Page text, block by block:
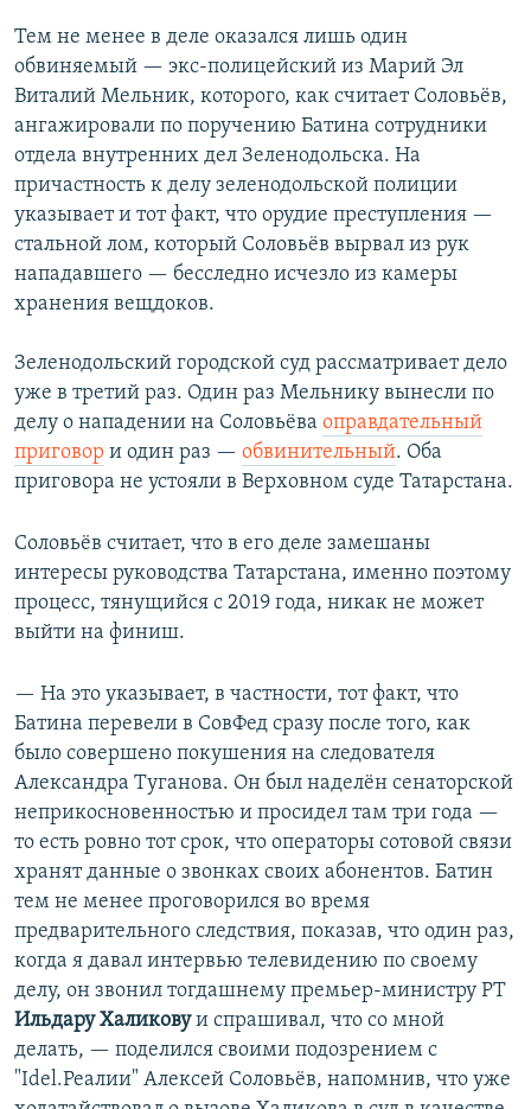
Тем не менее в деле оказался лишь один
обвиняемый — экс-полицейский из Марий Эл
Виталий Мельник, которого, как считает Соловьёв,
ангажировали по поручению Батина сотрудники
отдела внутренних дел Зеленодольска. На
причастность к делу зеленодольской полиции
указывает и тот факт, что орудие преступления —
стальной лом, который Соловьёв вырвал из рук
нападавшего — бесследно исчезло из камеры
хранения вещдоков.
Зеленодольский городской суд рассматривает дело
уже в третий раз. Один раз Мельнику вынесли по
делу о нападении на Соловьёва оправдательный
приговор и один раз — обвинительный. Оба
приговора не устояли в Верховном суде Татарстана.
Соловьёв считает, что в его деле замешаны
интересы руководства Татарстана, именно поэтому
процесс, тянущийся с 2019 года, никак не может
выйти на финиш.
— На это указывает, в частности, тот факт, что
Батина перевели в СовФед сразу после того, как
было совершено покушения на следователя
Александра Туганова. Он был наделён сенаторской
неприкосновенностью и просидел там три года —
то есть ровно тот срок, что операторы сотовой связи
хранят данные о звонках своих абонентов. Батин
тем не менее проговорился во время
предварительного следствия, показав, что один раз,
когда я давал интервью телевидению по своему
делу, он звонил тогдашнему премьер-министру РТ
Ильдару Халиковуи спрашивал, что со мной
делать, — поделился своими подозрением с
"Idel.Реалии" Алексей Соловьёв, напомнив, что уже